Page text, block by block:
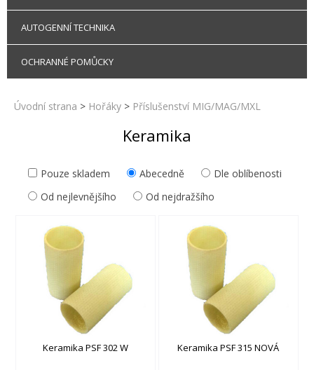
AUTOGENNÍ TECHNIKA
OCHRANNÉ POMŮCKY
Úvodní strana > Hořáky > Příslušenství MIG/MAG/MXL
Keramika
Pouze skladem Abecedně
Dle oblíbenosti
Od nejlevnějšího
Od nejdražšího
Keramika PSF 302 W Keramika PSF 315 NOVÁ